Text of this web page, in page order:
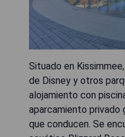
Situado en
de Disney y otros
alojamiento con
aparcamiento privado
que conducen. Se